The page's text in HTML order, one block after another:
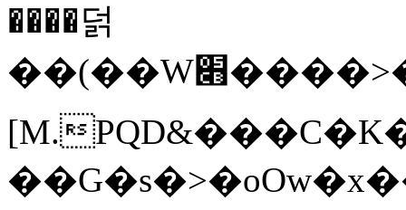
����덝
��(��W׋����>��O>�d�%Y�@�@ڻ<�z{rc&׻��z�����AeK�^�����������˩t��=x~
[M.
��G�s�>�oO